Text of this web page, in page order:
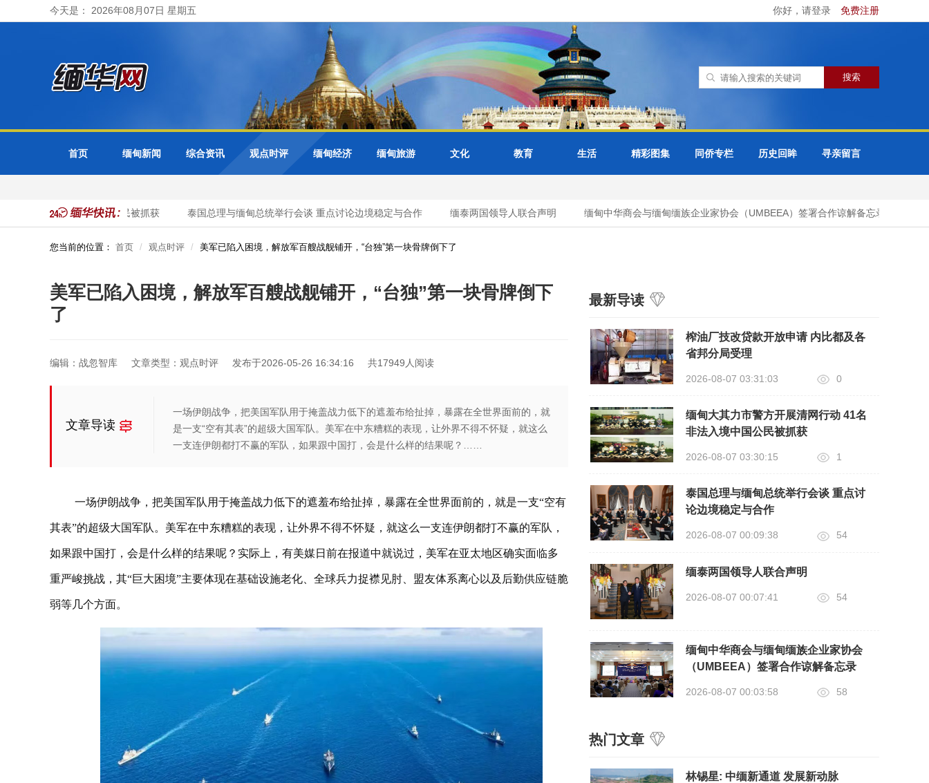
今天是： 2026年08月07日 星期五 你好，请登录 免费注册
首页 缅甸新闻 综合资讯 观点时评 缅甸经济 缅甸旅游 文化 教育 生活 精彩图集 同侨专栏 历史回眸 寻亲留言
41名非法入境中国公民被抓获 泰国总理与缅甸总统举行会谈 重点讨论边境稳定与合作 缅泰两国领导人联合声明 缅甸中华商会与缅甸缅族企业家协会（UMBEEA）签署合作谅解备忘录
您当前的位置： 首页 观点时评 美军已陷入困境，解放军百艘战舰铺开，“台独”第一块骨牌倒下了
美军已陷入困境，解放军百艘战舰铺开，“台独”第一块骨牌倒下
了
编辑：战忽智库 文章类型：观点时评 发布于2026-05-26 16:34:16 共17949人阅读
文章导读
一场伊朗战争，把美国军队用于掩盖战力低下的遮羞布给扯掉，暴露在全世界面前的，就
是一支“空有其表”的超级大国军队。美军在中东糟糕的表现，让外界不得不怀疑，就这么
一支连伊朗都打不赢的军队，如果跟中国打，会是什么样的结果呢？……
一场伊朗战争，把美国军队用于掩盖战力低下的遮羞布给扯掉，暴露在全世界面前的，就是一支“空有
其表”的超级大国军队。美军在中东糟糕的表现，让外界不得不怀疑，就这么一支连伊朗都打不赢的军队，
如果跟中国打，会是什么样的结果呢？实际上，有美媒日前在报道中就说过，美军在亚太地区确实面临多
重严峻挑战，其“巨大困境”主要体现在‌基础设施老化、全球兵力捉襟见肘、盟友体系离心以及后勤供应链脆
弱‌等几个方面。
最新导读
榨油厂技改贷款开放申请 内比都及各
省邦分局受理
2026-08-07 03:31:03 0
缅甸大其力市警方开展清网行动 41名
非法入境中国公民被抓获
2026-08-07 03:30:15 1
泰国总理与缅甸总统举行会谈 重点讨
论边境稳定与合作
2026-08-07 00:09:38 54
缅泰两国领导人联合声明
2026-08-07 00:07:41 54
缅甸中华商会与缅甸缅族企业家协会
（UMBEEA）签署合作谅解备忘录
2026-08-07 00:03:58 58
热门文章
​林锡星: 中缅新通道 发展新动脉